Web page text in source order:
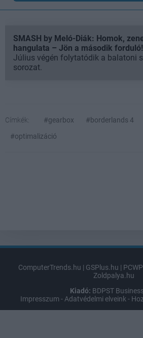
SMASH by Meló-Diák: Homok,
hangulata – Jön a második
Július végén folytatódik a balatoni
sorozat.
Címkék: #gearbox #borderlands 4
#optimalizáció
ComputerTrends.hu | GSPlus.hu |
Zoldpalya.hu
Kiadó: BDPST
Impresszum -Adatvédelmi elveink-